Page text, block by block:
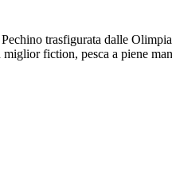
trasfigurata dalle
fiction, pesca a piene